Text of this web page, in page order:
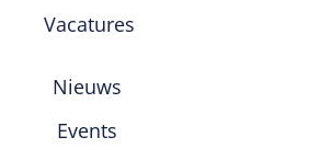
Vacatures
Nieuws
Events